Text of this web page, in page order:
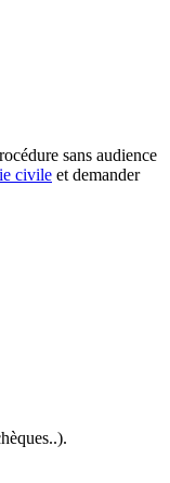
sans audience
civile et demander